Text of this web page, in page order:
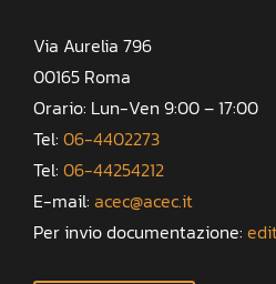
Via Aurelia 796
00165 Roma
Orario: Lun-Ven 9:00 – 17:00
Tel: 06-4402273
Tel: 06-44254212
E-mail: acec@acec.it
Per invio documentazione: